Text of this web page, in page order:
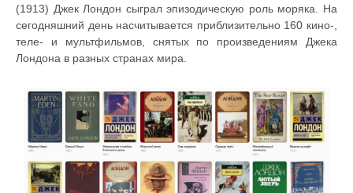
(1913) Джек Лондон сыграл эпизодическую роль моряка. На
сегодняшний день насчитывается приблизительно 160 кино-,
теле- и мультфильмов, снятых по произведениям Джека
Лондона в разных странах мира.